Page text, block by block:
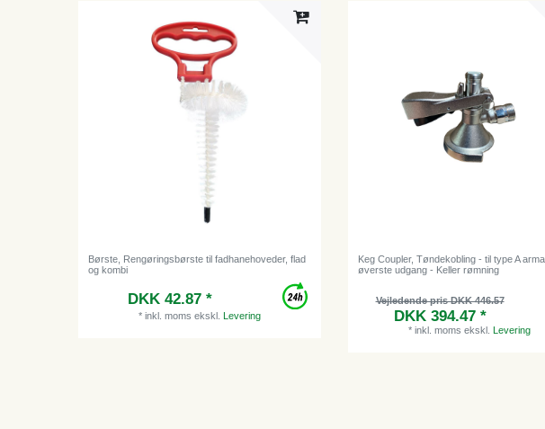
Børste, Rengøringsbørste til fadhanehoveder, flad
og kombi
DKK 42.87 *
* inkl. moms ekskl. Levering
Keg Coupler, Tøndekobling - til type A
øverste udgang - Keller rømning
Vejledende pris DKK 446.57
DKK 394.47 *
* inkl. moms ekskl. Levering